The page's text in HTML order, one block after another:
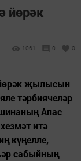
йөрәк
1061 0 0
җылысын
тәрбиячеләр
Апас
итә
күңелле,
сабыйның